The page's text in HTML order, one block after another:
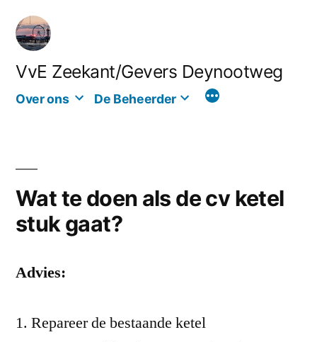
naar
inhoud
VvE Zeekant/Gevers Deynootweg
Over ons De Beheerder
Wat te doen als de cv ketel
stuk gaat?
Advies:
Repareer de bestaande ketel